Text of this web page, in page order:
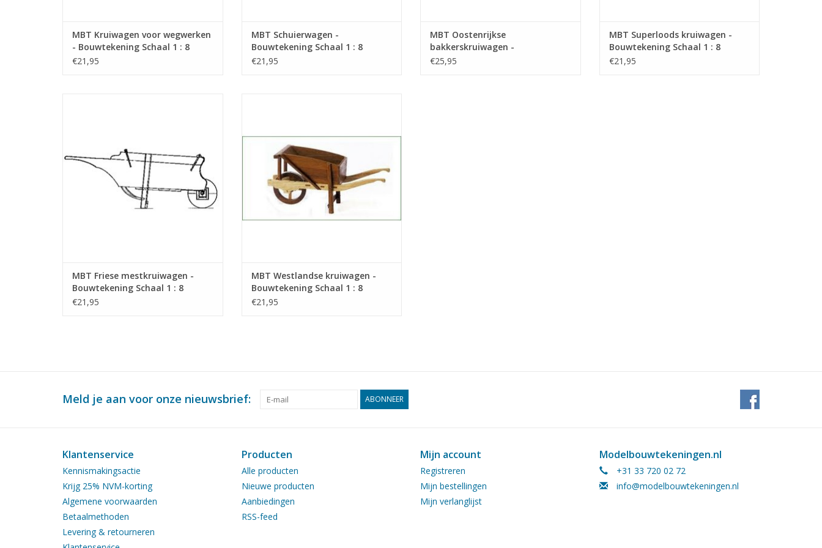
MBT Kruiwagen voor wegwerken
- Bouwtekening Schaal 1 : 8
(40.32.010)
€21,95
MBT Schuierwagen -
Bouwtekening Schaal 1 : 8
(40.32.011)
€21,95
MBT Oostenrijkse
bakkerskruiwagen -
Bouwtekening Schaal 1 : 8
€25,95
MBT Superloods kruiwagen -
Bouwtekening Schaal 1 : 8
(40.32.013)
€21,95
MBT Friese mestkruiwagen -
Bouwtekening Schaal 1 : 8
(40.32.014)
€21,95
MBT Westlandse kruiwagen -
Bouwtekening Schaal 1 : 8
(40.32.015)
€21,95
Meld je aan voor onze nieuwsbrief: ABONNEER
Klantenservice
Kennismakingsactie
Krijg 25% NVM-korting
Algemene voorwaarden
Betaalmethoden
Levering & retourneren
Producten
Alle producten
Nieuwe producten
Aanbiedingen
RSS-feed
Mijn account
Registreren
Mijn bestellingen
Mijn verlanglijst
Modelbouwtekeningen.nl
+31 33 720 02 72
info@modelbouwtekeningen.nl